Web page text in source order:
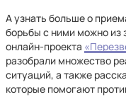
А узнать больше о
борьбы с ними можно из
онлайн-проекта
разобрали множество
ситуаций, а также
которые помогают